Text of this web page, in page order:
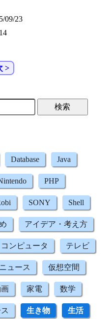
09/23
>
検索
Database Java
PHP
SONY Shell
アイデア・考え方
コンピュータ テレビ
ュース 仮想空間
家電 数学
生き物 生活